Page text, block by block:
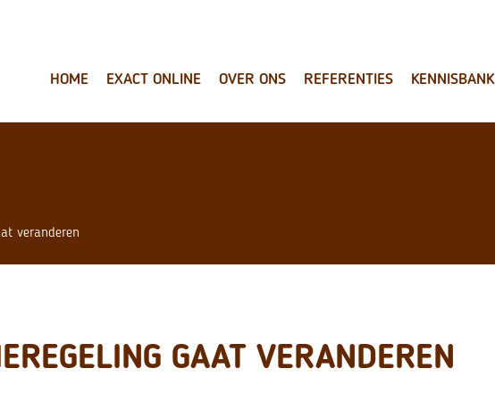
HOME EXACT ONLINE OVER ONS REFERENTIES KENNISBANK
veranderen
GAAT VERANDEREN